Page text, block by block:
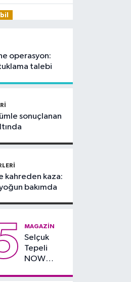
taşınıyor
denize
elde
Haberleri
operasyon:
talebi
sonuçlanan
kahreden kaza:
bakımda
MAGAZIN
Selçuk
Tepeli
NOW